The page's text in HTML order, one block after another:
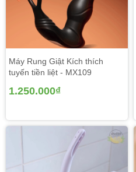
Máy Rung Giật Kích thích
tuyến tiền liệt - MX109
1.250.000₫